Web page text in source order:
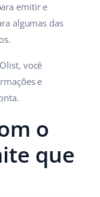
emitir e
algumas das
você
e
o
que